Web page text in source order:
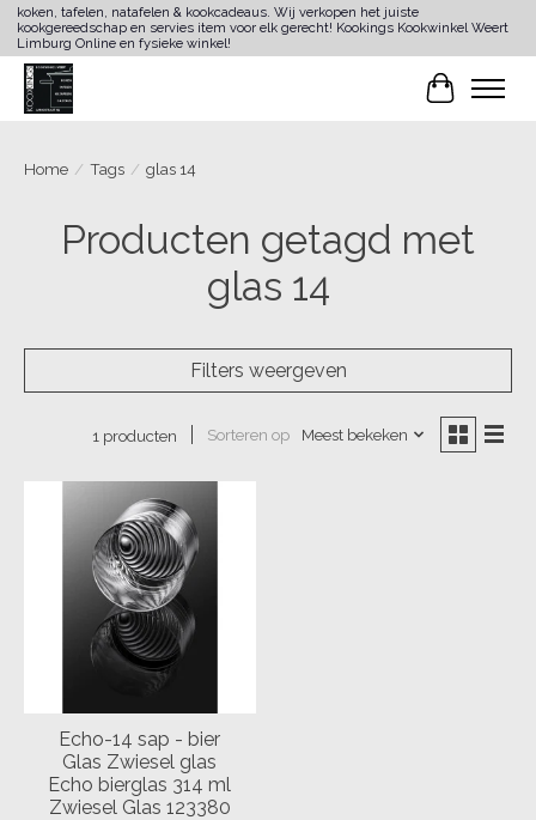
koken, tafelen, natafelen & kookcadeaus. Wij verkopen het juiste
kookgereedschap en servies item voor elk gerecht! Kookings Kookwinkel Weert
Limburg Online en fysieke winkel!
Home / Tags / glas 14
Producten getagd met
glas 14
Filters weergeven
1 producten Sorteren op Meest bekeken
Echo-14 sap - bier
Glas Zwiesel glas
Echo bierglas 314 ml
Zwiesel Glas 123380